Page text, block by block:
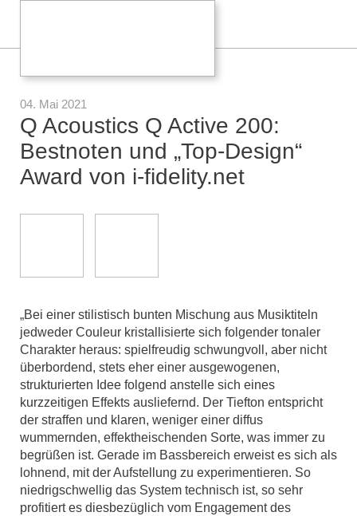
04. Mai 2021
Q Acoustics Q Active 200:
Bestnoten und „Top-Design“
Award von i-fidelity.net
„Bei einer stilistisch bunten Mischung aus Musiktiteln
jedweder Couleur kristallisierte sich folgender tonaler
Charakter heraus: spielfreudig schwungvoll, aber nicht
überbordend, stets eher einer ausgewogenen,
strukturierten Idee folgend anstelle sich eines
kurzzeitigen Effekts ausliefernd. Der Tiefton entspricht
der straffen und klaren, weniger einer diffus
wummernden, effektheischenden Sorte, was immer zu
begrüßen ist. Gerade im Bassbereich erweist es sich als
lohnend, mit der Aufstellung zu experimentieren. So
niedrigschwellig das System technisch ist, so sehr
profitiert es diesbezüglich vom Engagement des